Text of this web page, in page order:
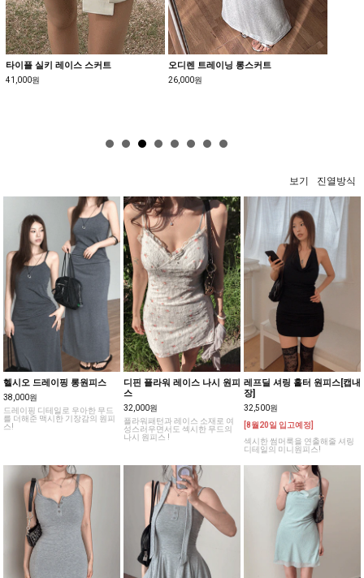
오디렌 트레이닝 롱스커트
26,000원
[MADE:자체제작]폴딩 언발 롱스커트
25,800원
보기 진열방식
헬시오 드레이핑 롱원피스
38,000원
드레이핑 디테일로 우아한 무드
를 더해준 맥시한 기장감의 원피
스!
디핀 플라워 레이스 나시 원피
스
32,000원
플라워패턴과 레이스 소재로 여
성스러우면서도 섹시한 무드의
나시 원피스 !
레프딜 셔링 홀터 원피스[캡내
장]
32,500원
[8월20일 입고예정]
섹시한 썸머룩을 연출해줄 셔링
디테일의 미니원피스!